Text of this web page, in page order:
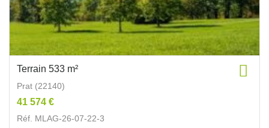
Terrain 533 m²
Prat (22140)
41 574 €
Réf. MLAG-26-07-22-3